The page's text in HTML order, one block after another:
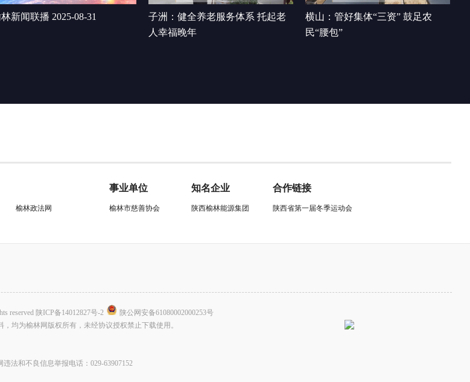
新闻联播 2025-08-31
子洲：健全养老服务体系 托起老
人幸福晚年
横山：管好集体“三资” 鼓足农
民“腰包”
榆林政法网
事业单位
榆林市慈善协会
知名企业
陕西榆林能源集团
合作链接
陕西省第一届冬季运动会
reserved 陕ICP备14012827号-2
陕公网安备61080002000253号
均为榆林网版权所有，未经协议授权禁止下载使用。
法和不良信息举报电话：029-63907152